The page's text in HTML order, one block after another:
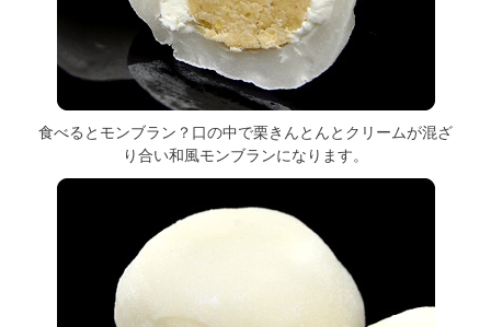
食べるとモンブラン？口の中で栗きんとんとクリームが混ざ
り合い和風モンブランになります。